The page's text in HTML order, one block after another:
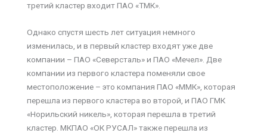
третий кластер входит ПАО «ТМК».
Однако спустя шесть лет ситуация немного
изменилась, и в первый кластер входят уже две
компании – ПАО «Северсталь» и ПАО «Мечел». Две
компании из первого кластера поменяли свое
местоположение – это компания ПАО «ММК», которая
перешла из первого кластера во второй, и ПАО ГМК
«Норильский никель», которая перешла в третий
кластер. МКПАО «ОК РУСАЛ» также перешла из